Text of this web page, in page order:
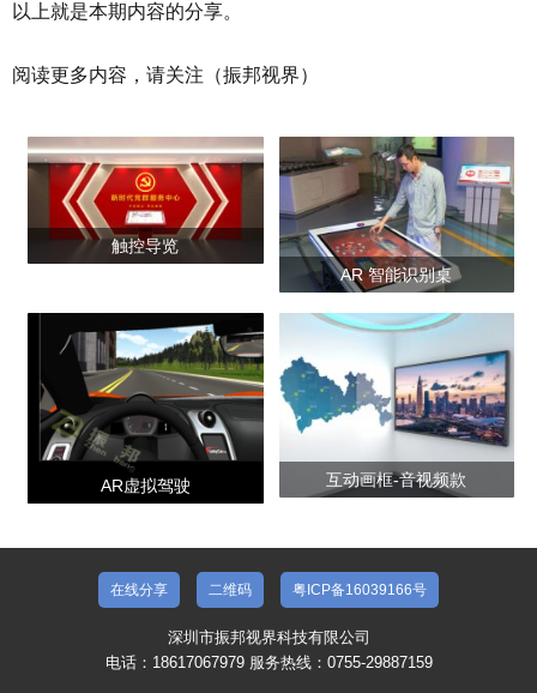
以上就是本期内容的分享。
阅读更多内容，请关注（振邦视界）
触控导览
AR 智能识别桌
AR虚拟驾驶 互动画框-音视频款
在线分享 二维码 粤ICP备16039166号
深圳市振邦视界科技有限公司
电话：18617067979 服务热线：0755-29887159